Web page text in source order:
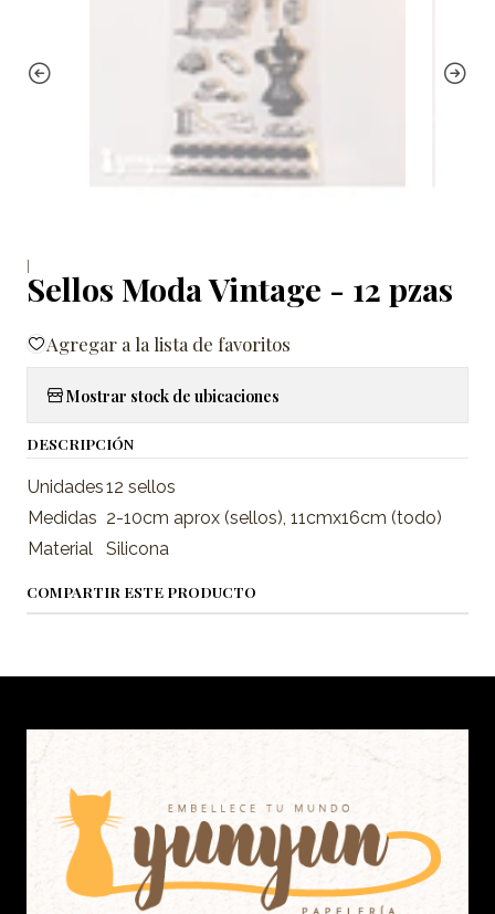
|
Sellos Moda Vintage - 12 pzas
Agregar a la lista de favoritos
Mostrar stock de ubicaciones
DESCRIPCIÓN
Unidades12 sellos
Medidas 2-10cm aprox (sellos), 11cmx16cm (todo)
Material
Silicona
COMPARTIR ESTE PRODUCTO